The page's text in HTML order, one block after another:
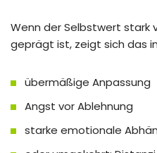
Wenn der Selbstwert stark
geprägt ist, zeigt sich das
übermäßige Anpassung
Angst vor Ablehnung
starke emotionale